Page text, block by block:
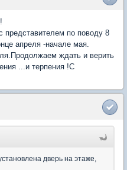
по поводу 8
апреля -начале мая.
ждать и верить
...и терпения !С
дверь на этаже,